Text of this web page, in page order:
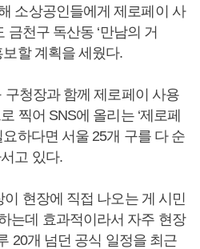
소상공인들에게 제로페이 사
천구 독산동 ‘만남의 거
보할 계획을 세웠다.
구청장과 함께 제로페이 사용
찍어 SNS에 올리는 ‘제로페
하다면 서울 25개 구를 다 순
고 있다.
이 현장에 직접 나오는 게 시민
는데 효과적이라서 자주 현장
20개 넘던 공식 일정을 최근